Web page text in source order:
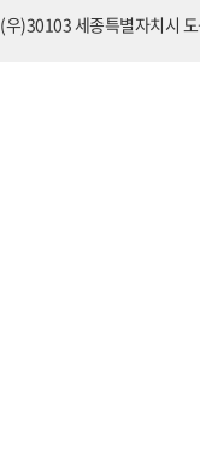
(우)30103 세종특별자치시